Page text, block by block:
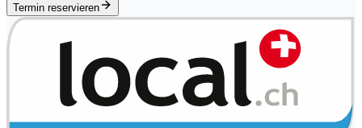
Termin reservieren